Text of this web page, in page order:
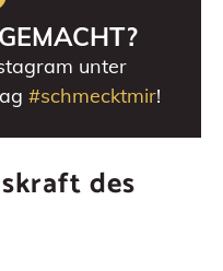
unter
#schmecktmir!
des